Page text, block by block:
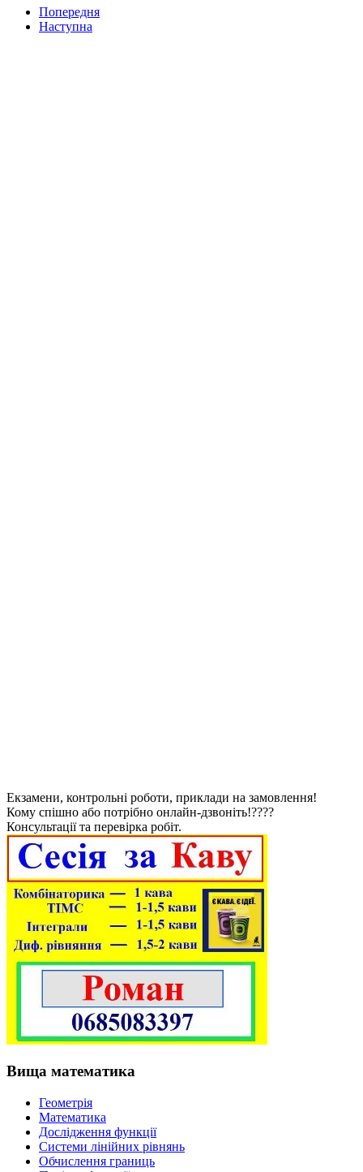
Попередня
Наступна
Екзамени, контрольні роботи, приклади на замовлення!
Кому спішно або потрібно онлайн-дзвоніть!????
Консультації та перевірка робіт.
Вища математика
Геометрія
Математика
Дослідження функції
Системи лінійних рівнянь
Обчислення границь